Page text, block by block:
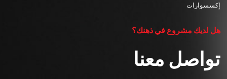
إكسسوارات
هل لديك مشروع في ذهنك؟
تواصل معنا